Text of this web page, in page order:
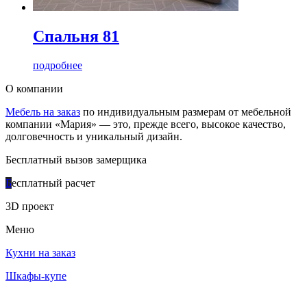
Спальня 81
подробнее
О компании
Мебель на заказ по индивидуальным размерам от мебельной
компании «Мария» — это, прежде всего, высокое качество,
долговечность и уникальный дизайн.
Бесплатный вызов замерщика
Бесплатный расчет
3D проект
Меню
Кухни на заказ
Шкафы-купе